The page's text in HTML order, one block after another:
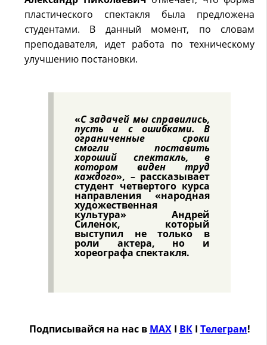
пластического спектакля была предложена
студентами. В данный момент, по словам
преподавателя, идет работа по техническому
улучшению постановки.
«С задачей мы справились,
пусть и с ошибками. В
ограниченные сроки
смогли поставить
хороший спектакль, в
котором виден труд
каждого», – рассказывает
студент четвертого курса
направления «народная
художественная
культура» Андрей
Силенок, который
выступил не только в
роли актера, но и
хореографа спектакля.
Подписывайся на нас в MAXӀ ВКӀ Телеграм!